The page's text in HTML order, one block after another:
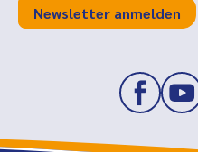
Newsletter anmelden